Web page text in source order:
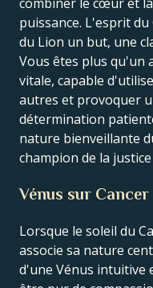
puissance. L'esprit du
du Lion un but, une
Vous êtes plus qu'un
vitale, capable
autres et provoquer
détermination
nature bienveillante
champion de la
Vénus sur Cancer
Lorsque le soleil du
associe sa nature
d'une Vénus intuitive